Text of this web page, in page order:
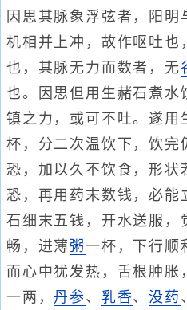
因思其脉象浮弦者，阳
机相并上冲，故作呕吐也
也，其脉无力而数者，无
也。因思但用生赭石煮水
镇之力，或可不吐。遂用
杯，分二次温饮下，饮完
恐，加以久不饮食，形
恐，再用药末数钱，必能
石细末五钱，开水送服，
畅，进薄粥一杯，下行顺
而心中犹发热，舌根肿胀
一两， 丹参、 乳香、没药